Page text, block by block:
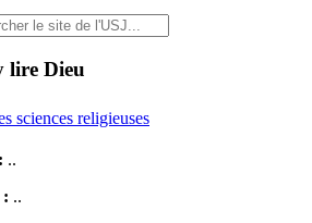
lire Dieu
sciences religieuses
..
: ..